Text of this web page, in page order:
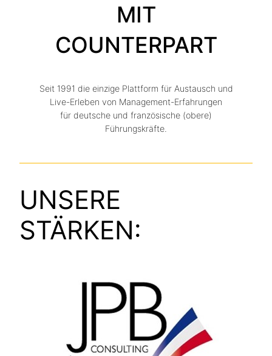
MIT
COUNTERPART
Seit 1991 die einzige Plattform für Austausch und
Live-Erleben von Management-Erfahrungen
für deutsche und französische (obere)
Führungskräfte.
UNSERE
STÄRKEN: